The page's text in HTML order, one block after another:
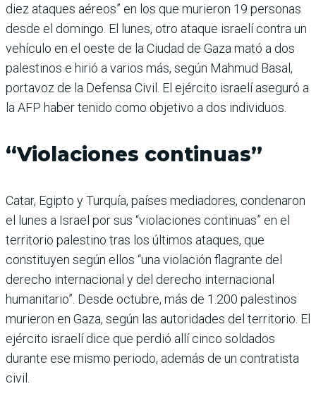
diez ataques aéreos” en los que murieron 19 personas
desde el domingo. El lunes, otro ataque israelí contra un
vehículo en el oeste de la Ciudad de Gaza mató a dos
palestinos e hirió a varios más, según Mahmud Basal,
portavoz de la Defensa Civil. El ejército israelí aseguró a
la AFP haber tenido como objetivo a dos individuos.
“Violaciones continuas”
Catar, Egipto y Turquía, países mediadores, condenaron
el lunes a Israel por sus “violaciones continuas” en el
territorio palestino tras los últimos ataques, que
constituyen según ellos “una violación flagrante del
derecho internacional y del derecho internacional
humanitario”. Desde octubre, más de 1.200 palestinos
murieron en Gaza, según las autoridades del territorio. El
ejército israelí dice que perdió allí cinco soldados
durante ese mismo periodo, además de un contratista
civil.